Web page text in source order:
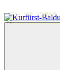
Inhalt
springen
Kurfürst-